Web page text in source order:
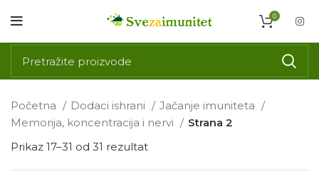
0
Početna Dodaci ishrani
Jačanje imuniteta
Memorija, koncentracija i nervi
Strana 2
Prikaz 17–31 od 31 rezultat